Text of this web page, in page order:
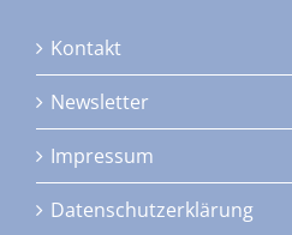
Kontakt
Newsletter
Impressum
Datenschutzerklärung